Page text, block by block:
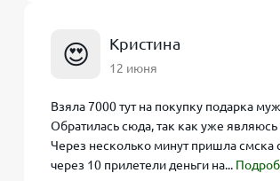
😍 Кристина
12 июня
Взяла 7000 тут на покупку подарка
Обратилась сюда, так как уже
Через несколько минут пришла смска
через 10 прилетели деньги на...